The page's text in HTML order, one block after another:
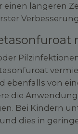
einen längeren
ebenfalls von
die
Bei Kindern
dies in